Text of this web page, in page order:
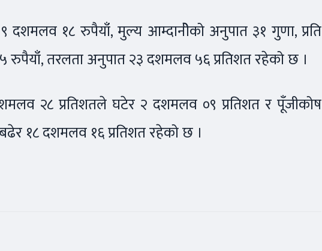
दशमलव १८ रुपैयाँ, मुल्य आम्दानीेको अनुपात ३१ गुणा, प्रति
तरलता अनुपात २३ दशमलव ५६ प्रतिशत रहेको छ ।
२८ प्रतिशतले घटेर २ दशमलव ०९ प्रतिशत र पूँजीकोष
१८ दशमलव १६ प्रतिशत रहेको छ ।